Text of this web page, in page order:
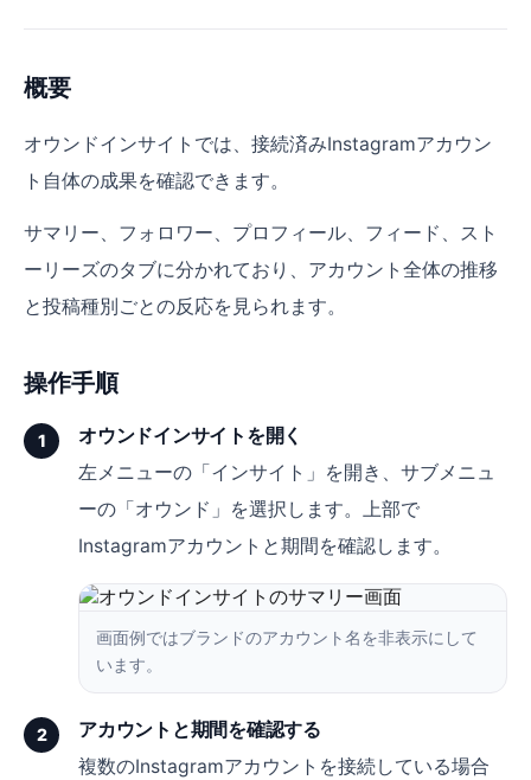
運用代行
リソース
ブログ
お役立ち資料
LOKA資料請求
ログイン
資料請求
概要
オウンドインサイトでは、接続済みInstagramアカウン
ト自体の成果を確認できます。
サマリー、フォロワー、プロフィール、フィード、スト
ーリーズのタブに分かれており、アカウント全体の推移
と投稿種別ごとの反応を見られます。
操作手順
1 オウンドインサイトを開く
左メニューの「インサイト」を開き、サブメニュ
ーの「オウンド」を選択します。上部で
Instagramアカウントと期間を確認します。
画面例ではブランドのアカウント名を非表示にして
います。
2 アカウントと期間を確認する
複数のInstagramアカウントを接続している場合